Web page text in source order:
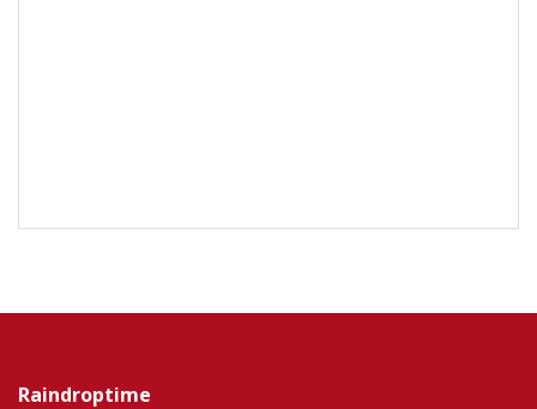
Raindroptime